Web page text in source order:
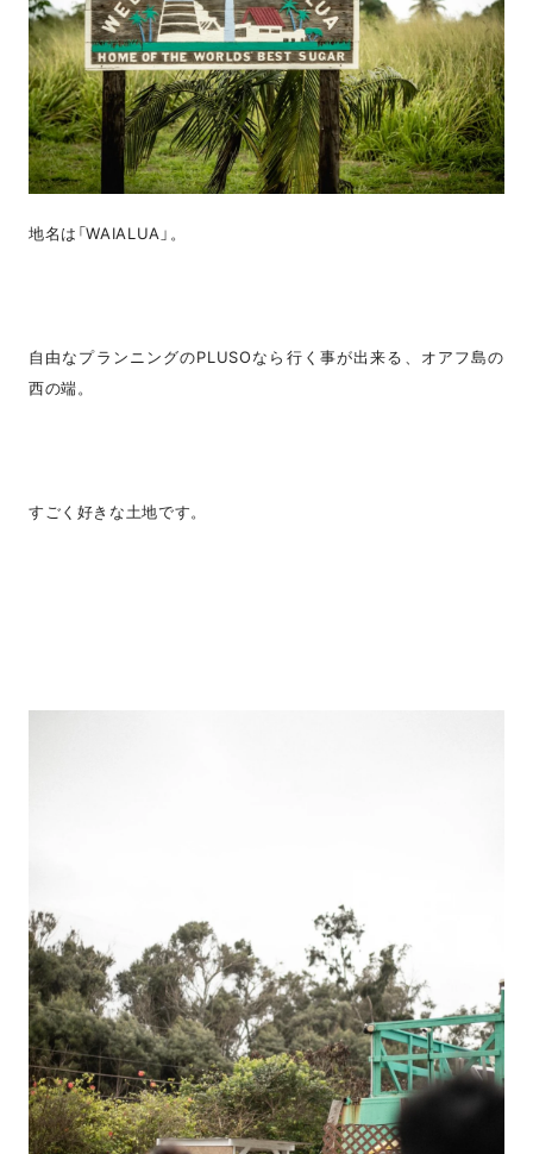
地名は「WAIALUA」。
自由なプランニングのPLUSOなら行く事が出来る、オアフ島の
西の端。
すごく好きな土地です。